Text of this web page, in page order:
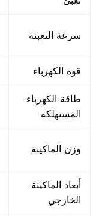
سرعة التعبئة
قوة الكهرباء
طاقة الكهرباء
المستهلكه
وزن الماكينة
أبعاد الماكينة
الخارجي